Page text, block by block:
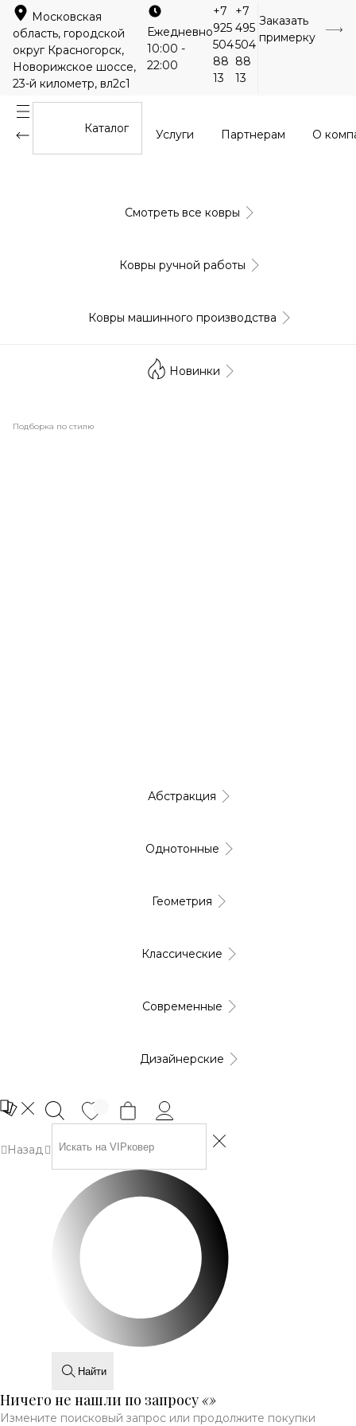
Московская
область, городской
округ Красногорск,
Новорижское шоссе,
23-й километр, вл2с1
Ежедневно
10:00 -
22:00
+7
925
504
88
13
+7
495
504
88
13
Заказать
примерку
Каталог Услуги Партнерам О
Смотреть все ковры
Ковры ручной работы
Ковры машинного производства
Новинки
Подборка по стилю
Абстракция
Однотонные
Геометрия
Классические
Современные
Дизайнерские
Назад
Найти
Ничего не нашли по запросу«»
Измените поисковый запрос или продолжите покупки